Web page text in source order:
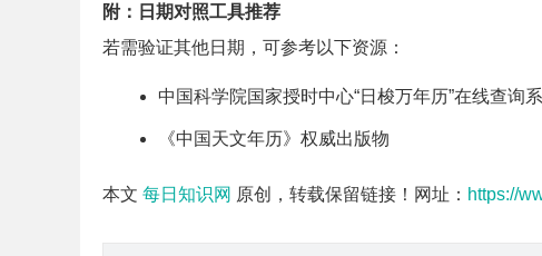
附：日期对照工具推荐
若需验证其他日期，可参考以下资源：
中国科学院国家授时中心“日梭万年历”在线查询
《中国天文年历》权威出版物
本文 每日知识网 原创，转载保留链接！网址： https://